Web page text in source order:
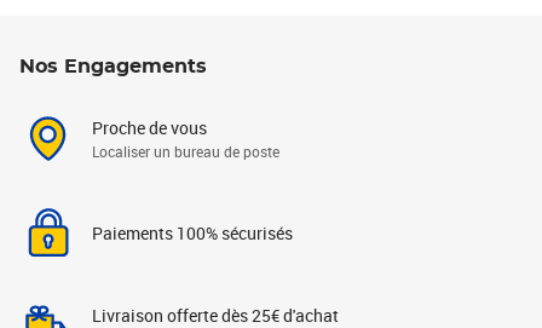
Nos Engagements
Proche de vous
Localiser un bureau de poste
Paiements 100% sécurisés
Livraison offerte dès 25€ d'achat